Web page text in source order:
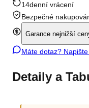
14denní vrácení
Bezpečné
Garance nejnižší
Máte dotaz?
Detaily a